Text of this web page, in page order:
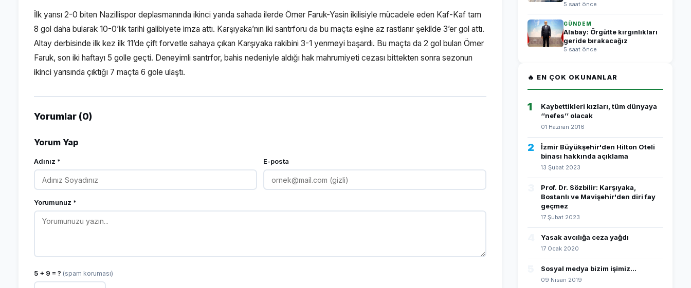
İlk yarısı 2-0 biten Nazillispor deplasmanında ikinci yarıda sahada ilerde Ömer Faruk-Yasin ikilisiyle mücadele eden Kaf-Kaf tam
8 gol daha bularak 10-0’lık tarihi galibiyete imza attı. Karşıyaka’nın iki santrforu da bu maçta eşine az rastlanır şekilde 3’er gol attı.
Altay derbisinde ilk kez ilk 11’de çift forvetle sahaya çıkan Karşıyaka rakibini 3-1 yenmeyi başardı. Bu maçta da 2 gol bulan Ömer
Faruk, son iki haftayı 5 golle geçti. Deneyimli santrfor, bahis nedeniyle aldığı hak mahrumiyeti cezası bittekten sonra sezonun
ikinci yarısında çıktığı 7 maçta 6 gole ulaştı.
Yorumlar (0)
Yorum Yap
Adınız * E-posta
Yorumunuz *
5 + 9 = ? (spam koruması)
5 saat önce
GÜNDEM
Alabay: Örgütte kırgınlıkları
geride bırakacağız
5 saat önce
🔥 EN ÇOK OKUNANLAR
1
Kaybettikleri kızları, tüm dünyaya
‘’nefes’’ olacak
01 Haziran 2016
2
İzmir Büyükşehir'den Hilton Oteli
binası hakkında açıklama
13 Şubat 2023
Prof. Dr. Sözbilir: Karşıyaka,
Bostanlı ve Mavişehir'den diri fay
geçmez
17 Şubat 2023
Yasak avcılığa ceza yağdı
17 Ocak 2020
Sosyal medya bizim işimiz...
09 Nisan 2019